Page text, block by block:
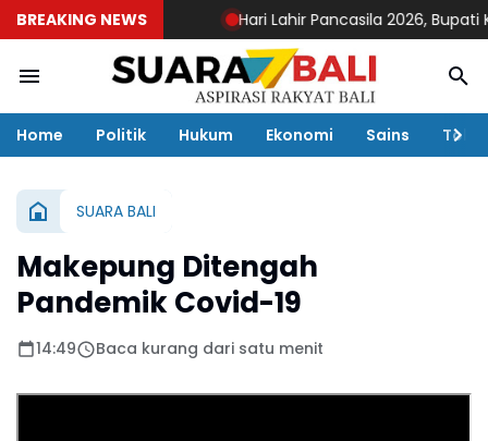
BREAKING NEWS Hari Lahir Pancasila 2026, Bupati
Home Politik Hukum Ekonomi Sains
SUARA BALI
Makepung Ditengah
Pandemik Covid-19
14:49 Baca kurang dari satu menit